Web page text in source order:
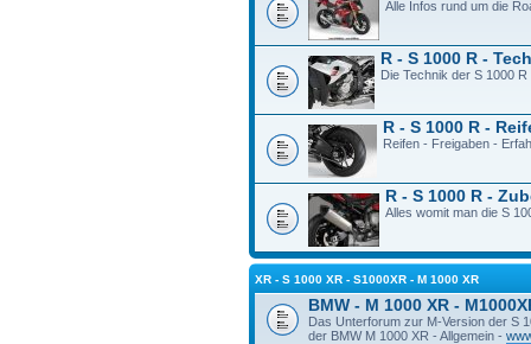
Alle Infos rund um die
R - S 1000 R -
Die Technik der S 1000
R - S 1000 R -
Reifen - Freigaben -
R - S 1000 R -
Alles womit man die S
XR - S 1000 XR - S1000XR - M 1000 XR
BMW - M 1000 XR -
Das Unterforum zur M-Version der S
der BMW M 1000 XR - Allgemein -